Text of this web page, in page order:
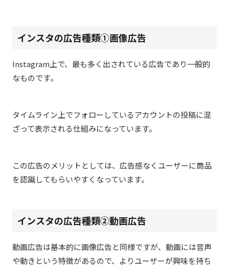
インスタの広告種類①画像広告
Instagram上で、最も多く出されている広告であり一般的
なものです。
タイムライン上でフォローしているアカウントの投稿に混
ざって表示される仕組みになっています。
この広告のメリットとしては、広告感なくユーザーに商品
を認識してもらいやすくなっています。
インスタの広告種類②動画広告
動画広告は基本的に画像広告と同様ですが、動画には音声
や動きという特徴があるので、よりユーザーが興味を持ち